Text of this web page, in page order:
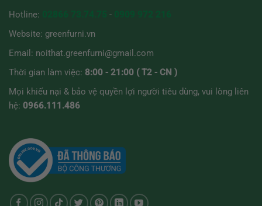
Hotline:
-
Website: greenfurni.vn
Email: noithat.greenfurni@gmail.com
Thời gian làm việc: 8:00 - 21:00 ( T2 - CN )
Mọi khiếu nại & bảo vệ quyền lợi người tiêu dùng, vui lòng liên
hệ: 0966.111.486